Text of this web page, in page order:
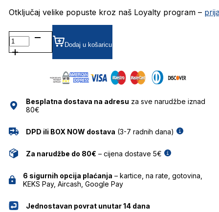
Otključaj velike popuste kroz naš Loyalty program –
TSW1064 DIOPTRIJSKI
OKVIRI
TRUSSARDI
Dodaj u košaricu
Besplatna dostava na adresu za sve narudžbe iznad
80€
DPD ili BOX NOW dostava (3-7 radnih dana)
Za narudžbe do 80€ – cijena dostave 5€
6 sigurnih opcija plaćanja – kartice, na rate, gotovina,
KEKS Pay, Aircash, Google Pay
Jednostavan povrat unutar 14 dana